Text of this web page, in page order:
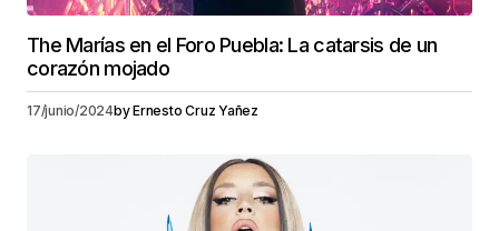
The Marías en el Foro Puebla: La catarsis de un
corazón mojado
17/junio/2024byErnesto Cruz Yañez